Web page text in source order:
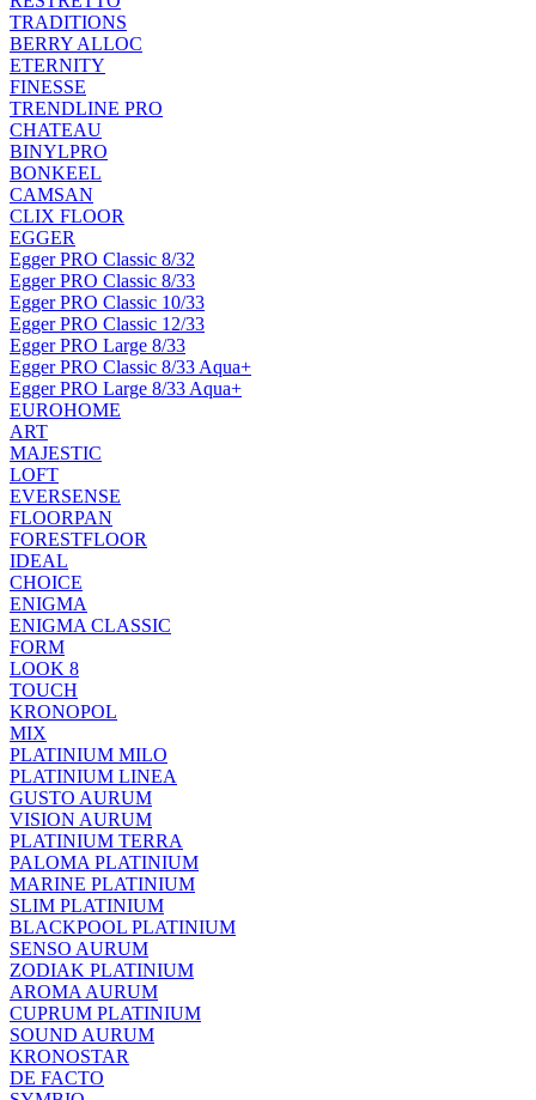
TRADITIONS
BERRY ALLOC
ETERNITY
FINESSE
TRENDLINE PRO
CHATEAU
BINYLPRO
BONKEEL
CAMSAN
CLIX FLOOR
EGGER
Egger PRO Classic 8/32
Egger PRO Classic 8/33
Egger PRO Classic 10/33
Egger PRO Classic 12/33
Egger PRO Large 8/33
Egger PRO Classic 8/33 Aqua+
Egger PRO Large 8/33 Aqua+
EUROHOME
ART
MAJESTIC
LOFT
EVERSENSE
FLOORPAN
FORESTFLOOR
IDEAL
CHOICE
ENIGMA
ENIGMA CLASSIC
FORM
LOOK 8
TOUCH
KRONOPOL
MIX
PLATINIUM MILO
PLATINIUM LINEA
GUSTO AURUM
VISION AURUM
PLATINIUM TERRA
PALOMA PLATINIUM
MARINE PLATINIUM
SLIM PLATINIUM
BLACKPOOL PLATINIUM
SENSO AURUM
ZODIAK PLATINIUM
AROMA AURUM
CUPRUM PLATINIUM
SOUND AURUM
KRONOSTAR
DE FACTO